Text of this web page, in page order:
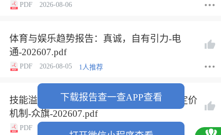
PDF 2026-08-06
体育与娱乐趋势报告：真诚，自有引力-电
通-202607.pdf
PDF 2026-08-05 1人推荐
技能溢价的重估：AI时代真正稀缺能力的定价
机制-众旗-202607.pdf
PDF
下载报告查一查APP查看